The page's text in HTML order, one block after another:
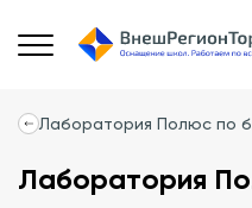
Лаборатория Полюс по
Лаборатория